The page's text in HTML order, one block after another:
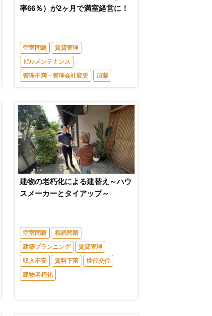
率66％）が2ヶ月で満室経営に！
空室問題
賃貸管理
ビルメンテナンス
管理不満・管理会社変更
加藤
建物の老朽化による建替え～ハウ
スメーカーとタイアップ～
空室問題
相続問題
建築プランニング
賃貸管理
収入不安
賃料下落
世代交代
建物老朽化